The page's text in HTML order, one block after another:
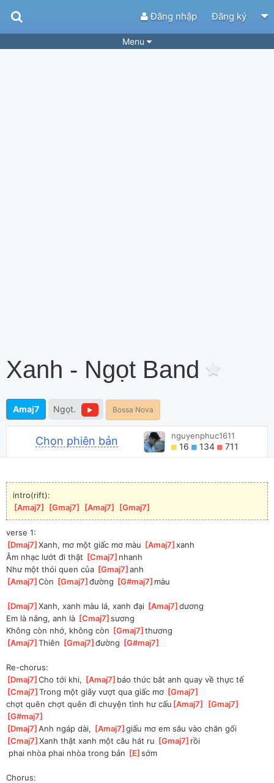
Đăng nhập Đăng ký
Menu
Xanh - Ngọt Band
Amaj7 Ngọt. Bossa Nova
Chọn phiên bản nguyenphuc1611
16 134 711
intro(rift):
[Amaj7 [Gmaj7 [Amaj7 [Gmaj7
verse 1:
[Dmaj7 ]
Xanh, mơ một giấc mơ màu [Amaj7 ]
xanh
Âm nhạc lướt đi thật [Cmaj7 ]nhanh
Như một thói quen của [Gmaj7 ]
anh
[Amaj7 ]
Còn [Gmaj7 ]
đường [G#maj7 ]màu
[Dmaj7 ]
Xanh, xanh màu lá, xanh đại [Amaj7 ]
dương
Em là nắng, anh là [Cmaj7 ]
sương
Không còn nhớ, không còn [Gmaj7 ]thương
[Amaj7 ]
Thiên [Gmaj7 ]
đường [G#maj7
Re-chorus:
[Dmaj7 ]
Cho tới khi, [Amaj7 ]báo thức bắt anh quay về thực tế
[Cmaj7 ]
Trong một giây vượt qua giấc mơ [Gmaj7
chợt quên chợt quên đi chuyện tình hư cấu [Amaj7 [Gmaj7
G#maj7
[Dmaj7 ]
Anh ngáp dài, [Amaj7 ]
giấu mơ em sâu vào chăn gối
[Cmaj7 ]
Xanh thật xanh một câu hát ru [Gmaj7 ]rồi
phai nhòa phai nhòa trong bản [E ]
sớm
Chorus: